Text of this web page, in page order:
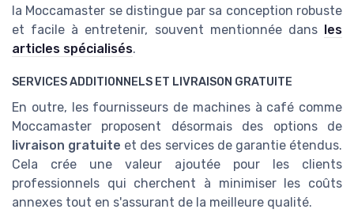
la Moccamaster se distingue par sa conception robuste
et facile à entretenir, souvent mentionnée dans les
articles spécialisés.
SERVICES ADDITIONNELS ET LIVRAISON GRATUITE
En outre, les fournisseurs de machines à café comme
Moccamaster proposent désormais des options de
livraison gratuite et des services de garantie étendus.
Cela crée une valeur ajoutée pour les clients
professionnels qui cherchent à minimiser les coûts
annexes tout en s'assurant de la meilleure qualité.